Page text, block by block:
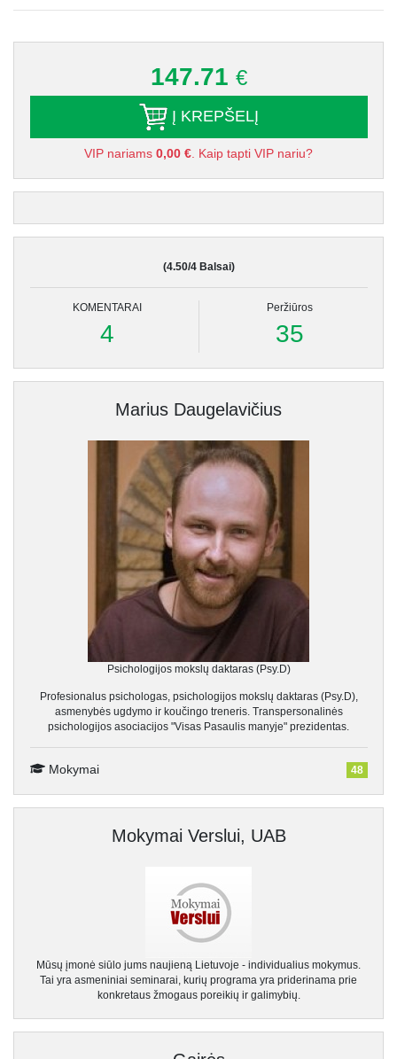
147.71 €
Į KREPŠELĮ
VIP nariams 0,00 € . Kaip tapti VIP nariu?
(4.50/4 Balsai)
KOMENTARAI
4
Peržiūros
35
Marius Daugelavičius
Psichologijos mokslų daktaras (Psy.D)
Profesionalus psichologas, psichologijos mokslų daktaras (Psy.D),
asmenybės ugdymo ir koučingo treneris. Transpersonalinės
psichologijos asociacijos "Visas Pasaulis manyje" prezidentas.
Mokymai 48
Mokymai Verslui, UAB
Mūsų įmonė siūlo jums naujieną Lietuvoje - individualius mokymus.
Tai yra asmeniniai seminarai, kurių programa yra priderinama prie
konkretaus žmogaus poreikių ir galimybių.